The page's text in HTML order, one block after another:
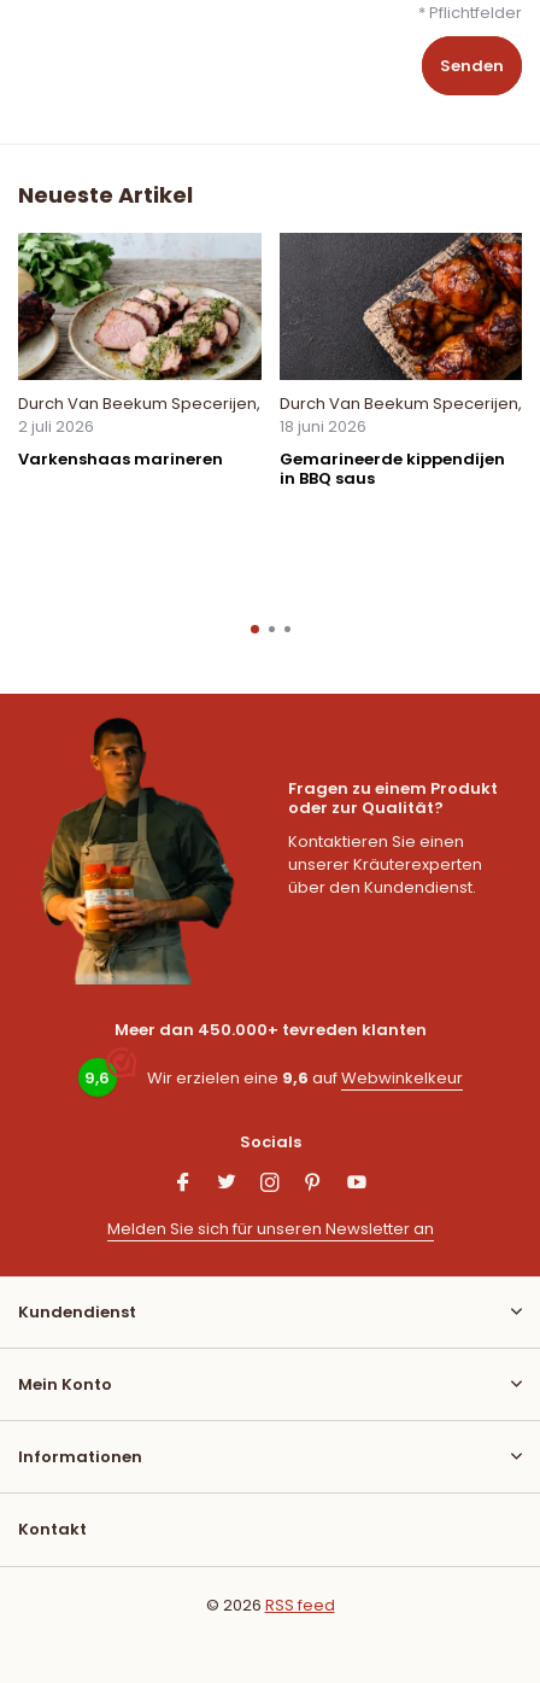
* Pflichtfelder
Senden
Neueste Artikel
Durch Van Beekum Specerijen,
2 juli 2026
Varkenshaas marineren
Durch Van Beekum Specerijen,
18 juni 2026
Gemarineerde kippendijen
in BBQ saus
Fragen zu einem Produkt
oder zur Qualität?
Kontaktieren Sie einen
unserer Kräuterexperten
über den Kundendienst.
Meer dan 450.000+ tevreden klanten
9,6 Wir erzielen eine 9,6 aufWebwinkelkeur
Socials
Melden Sie sich für unseren Newsletter an
Kundendienst
Mein Konto
Informationen
Kontakt
© 2026 RSS feed